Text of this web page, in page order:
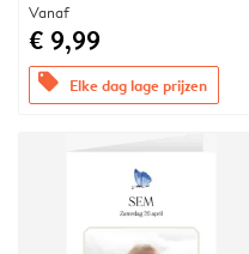
Vanaf
€ 9,99
offers Elke dag lage prijzen